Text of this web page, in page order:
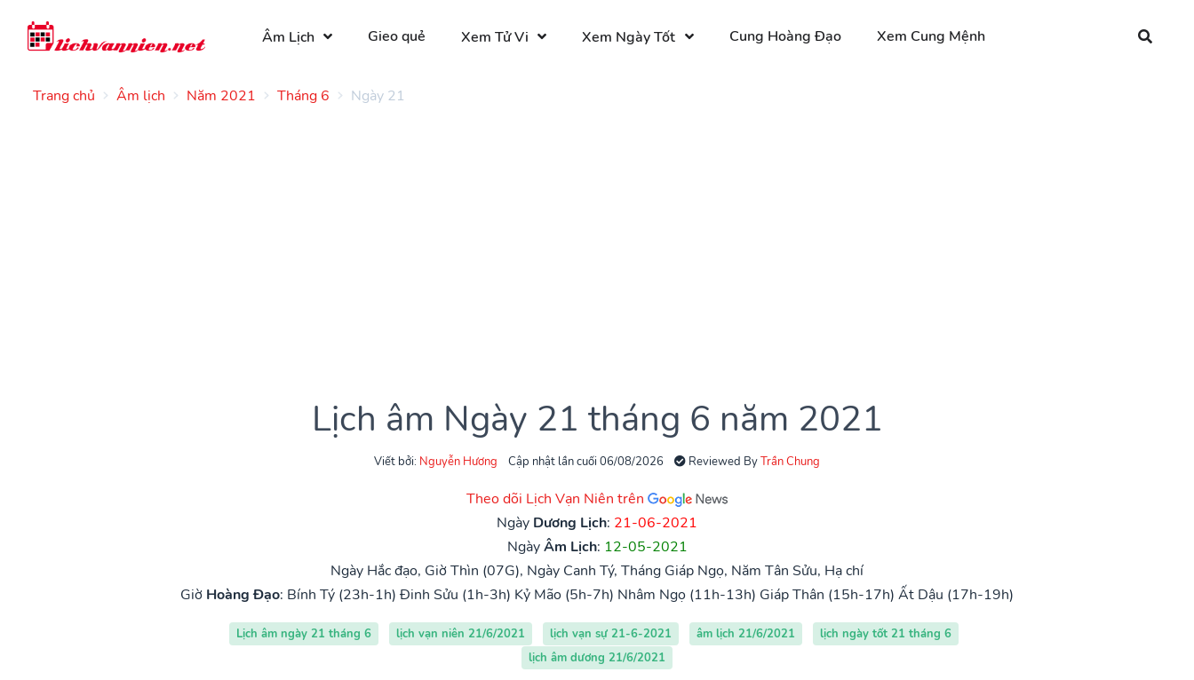
Âm Lịch Gieo quẻ Xem Tử Vi Xem Ngày Tốt Cung Hoàng Đạo Xem Cung Mệnh
Trang chủ Âm lịch Năm 2021 Tháng 6 Ngày 21
Lịch âm Ngày 21 tháng 6 năm 2021
Viết bởi: Nguyễn Hương Cập nhật lần cuối 06/08/2026 Reviewed ByTrần Chung
Theo dõi Lịch Vạn Niên trên
Ngày Dương Lịch: 21-06-2021
NgàyÂm Lịch: 12-05-2021
Ngày Hắc đạo, Giờ Thìn (07G), Ngày Canh Tý, Tháng Giáp Ngọ, Năm Tân Sửu, Hạ chí
Giờ Hoàng Đạo: Bính Tý (23h-1h) Đinh Sửu (1h-3h) Kỷ Mão (5h-7h) Nhâm Ngọ (11h-13h) Giáp Thân (15h-17h) Ất Dậu (17h-19h)
Lịch âm ngày 21 tháng 6 lịch vạn niên 21/6/2021 lịch vạn sự 21-6-2021 âm lịch 21/6/2021
lịch ngày tốt 21 tháng 6
lịch âm dương 21/6/2021